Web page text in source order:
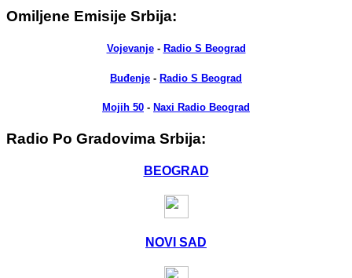
Omiljene Emisije Srbija:
Vojevanje- Radio S Beograd
Buđenje - Radio S Beograd
Mojih 50 - Naxi Radio Beograd
Radio Po Gradovima Srbija:
BEOGRAD
NOVI SAD